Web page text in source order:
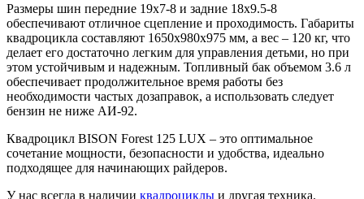
Размеры шин передние 19x7-8 и задние 18x9.5-8
обеспечивают отличное сцепление и проходимость. Габариты
квадроцикла составляют 1650x980x975 мм, а вес – 120 кг, что
делает его достаточно легким для управления детьми, но при
этом устойчивым и надежным. Топливный бак объемом 3.6 л
обеспечивает продолжительное время работы без
необходимости частых дозаправок, а использовать следует
бензин не ниже АИ-92.
Квадроцикл BISON Forest 125 LUX – это оптимальное
сочетание мощности, безопасности и удобства, идеально
подходящее для начинающих райдеров.
У нас всегда в наличии квадроциклы и другая техника.